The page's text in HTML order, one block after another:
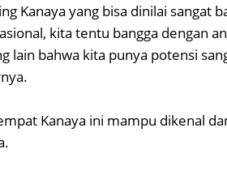
Kanaya yang bisa dinilai sangat
kita tentu bangga dengan
lain bahwa kita punya potensi
Kanaya ini mampu dikenal